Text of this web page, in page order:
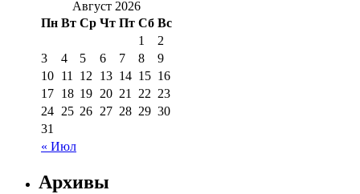
Август 2026
Пн Вт Ср Чт Пт Сб Вс
« Июл
1
2
3
4 5 6 7 8
9
10 11 12 13 14 15 16
17 18 19 20 21 22 23
24 25 26 27 28 29 30
31
Архивы